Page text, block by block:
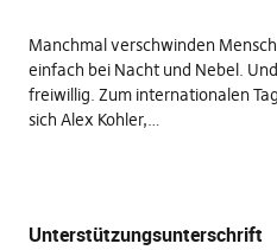
Manchmal verschwinden
einfach bei Nacht und Nebel.
freiwillig. Zum internationalen
sich Alex Kohler,…
Unterstützungsunterschrift